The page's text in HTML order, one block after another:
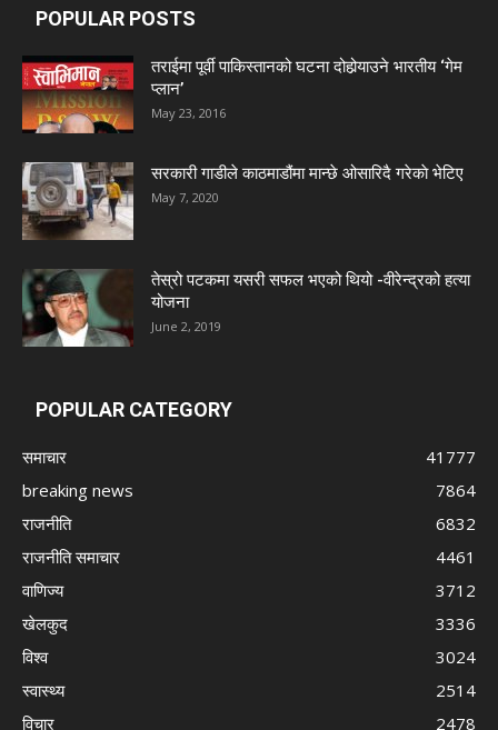
POPULAR POSTS
तराईमा पूर्वी पाकिस्तानको घटना दोहोर्‍याउने भारतीय ‘गेम
प्लान’
May 23, 2016
सरकारी गाडीले काठमाडौंमा मान्छे ओसारिदै गरेकाे भेटिए
May 7, 2020
तेस्रो पटकमा यसरी सफल भएको थियो -वीरेन्द्रको हत्या
योजना
June 2, 2019
POPULAR CATEGORY
समाचार
41777
breaking news
7864
राजनीति
6832
राजनीति समाचार
4461
वाणिज्य
3712
खेलकुद
3336
विश्व
3024
स्वास्थ्य
2514
विचार
2478